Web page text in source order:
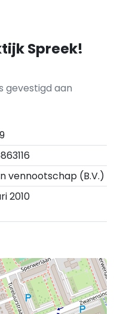
Spreek!
gevestigd aan
vennootschap (B.V.)
2010